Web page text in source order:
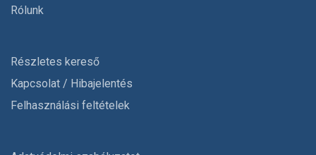
Rólunk
Részletes kereső
Kapcsolat / Hibajelentés
Felhasználási feltételek